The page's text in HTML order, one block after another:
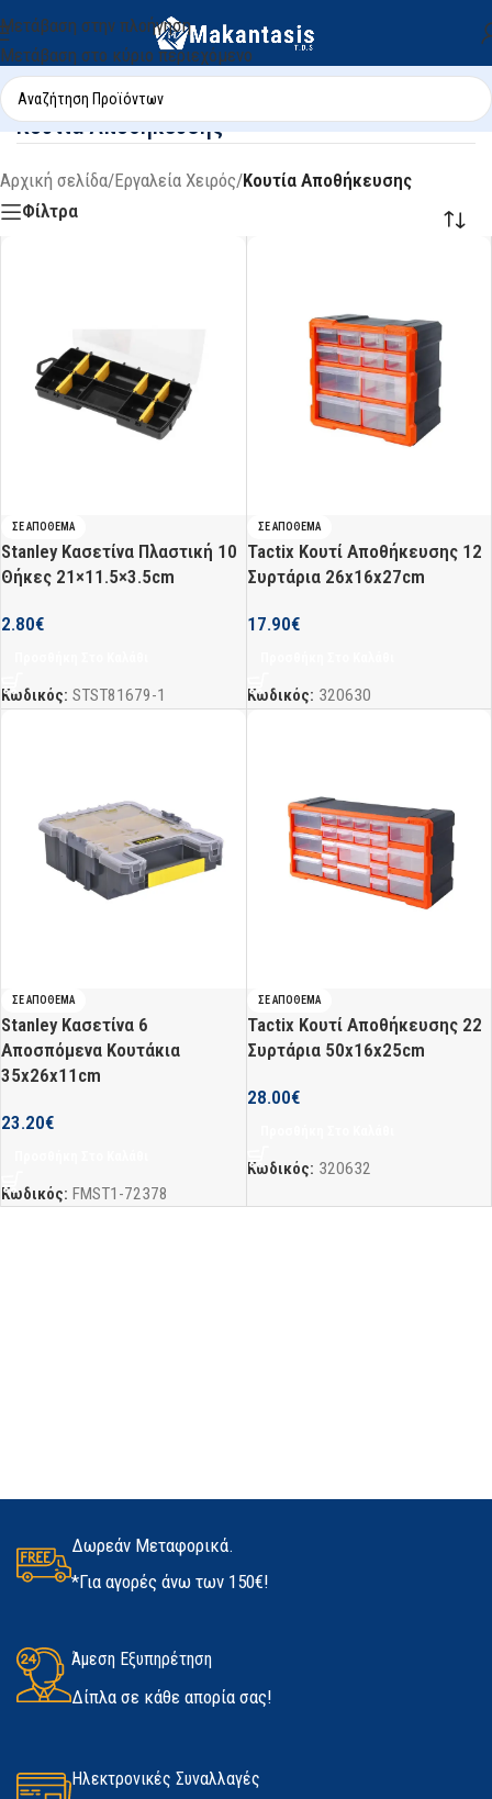
Μετάβαση στην πλοήγηση
Μετάβαση στο κύριο περιεχόμενο
Κουτία Αποθήκευσης
Αρχική σελίδα/Εργαλεία Χειρός/Κουτία Αποθήκευσης
Φίλτρα
ΣΕ ΑΠΌΘΕΜΑ
Stanley Κασετίνα Πλαστική 10
Θήκες 21×11.5×3.5cm
2.80€
Κωδικός: STST81679-1
ΣΕ ΑΠΌΘΕΜΑ
Tactix Κουτί Αποθήκευσης 12
Συρτάρια 26x16x27cm
17.90€
Κωδικός: 320630
ΣΕ ΑΠΌΘΕΜΑ
Stanley Κασετίνα 6
Αποσπόμενα Κουτάκια
35x26x11cm
23.20€
Κωδικός: FMST1-72378
ΣΕ ΑΠΌΘΕΜΑ
Tactix Κουτί Αποθήκευσης 22
Συρτάρια 50x16x25cm
28.00€
Κωδικός: 320632
Δωρεάν Μεταφορικά.
*Για αγορές άνω των 150€!
Άμεση Εξυπηρέτηση
Δίπλα σε κάθε απορία σας!
Ηλεκτρονικές Συναλλαγές